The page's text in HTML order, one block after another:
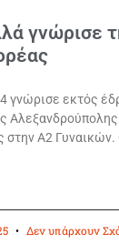
γνώρισε
γνώρισε εκτός
Αλεξανδρούπολης
στην Α2
Δεν υπάρχουν